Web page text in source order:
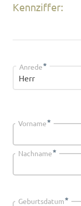
Kennziffer:
Anrede*
Vorname*
Nachname*
Geburtsdatum*